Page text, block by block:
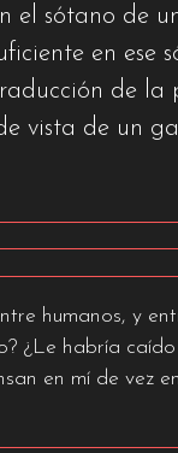
el sótano de
en ese
de la
vista de un
humanos, y
¿Le habría caído
en mí de vez